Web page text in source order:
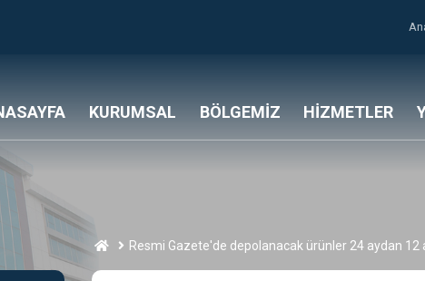
KURUMSAL BÖLGEMİZ HİZMETLER
Resmi Gazete'de depolanacak ürünler 24 aydan 12